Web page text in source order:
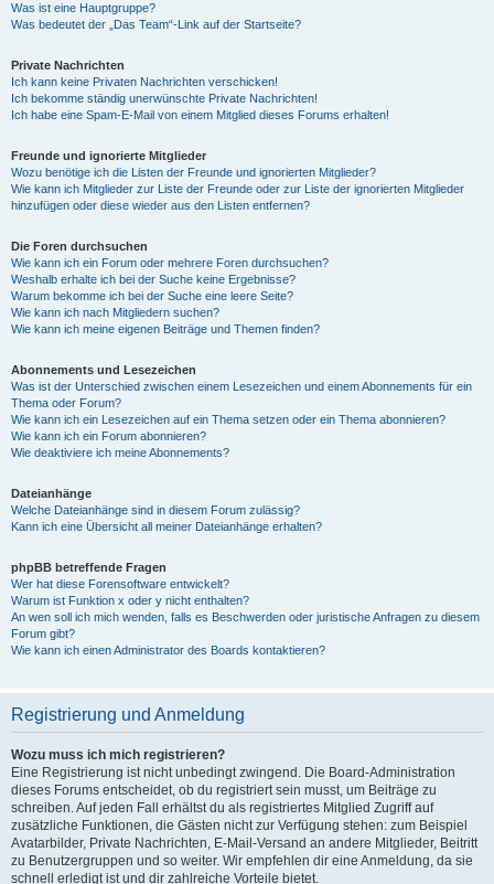
Was ist eine Hauptgruppe?
Was bedeutet der „Das Team“-Link auf der Startseite?
Private Nachrichten
Ich kann keine Privaten Nachrichten verschicken!
Ich bekomme ständig unerwünschte Private Nachrichten!
Ich habe eine Spam-E-Mail von einem Mitglied dieses Forums erhalten!
Freunde und ignorierte Mitglieder
Wozu benötige ich die Listen der Freunde und ignorierten Mitglieder?
Wie kann ich Mitglieder zur Liste der Freunde oder zur Liste der ignorierten Mitglieder
hinzufügen oder diese wieder aus den Listen entfernen?
Die Foren durchsuchen
Wie kann ich ein Forum oder mehrere Foren durchsuchen?
Weshalb erhalte ich bei der Suche keine Ergebnisse?
Warum bekomme ich bei der Suche eine leere Seite?
Wie kann ich nach Mitgliedern suchen?
Wie kann ich meine eigenen Beiträge und Themen finden?
Abonnements und Lesezeichen
Was ist der Unterschied zwischen einem Lesezeichen und einem Abonnements für ein
Thema oder Forum?
Wie kann ich ein Lesezeichen auf ein Thema setzen oder ein Thema abonnieren?
Wie kann ich ein Forum abonnieren?
Wie deaktiviere ich meine Abonnements?
Dateianhänge
Welche Dateianhänge sind in diesem Forum zulässig?
Kann ich eine Übersicht all meiner Dateianhänge erhalten?
phpBB betreffende Fragen
Wer hat diese Forensoftware entwickelt?
Warum ist Funktion x oder y nicht enthalten?
An wen soll ich mich wenden, falls es Beschwerden oder juristische Anfragen zu diesem
Forum gibt?
Wie kann ich einen Administrator des Boards kontaktieren?
Registrierung und Anmeldung
Wozu muss ich mich registrieren?
Eine Registrierung ist nicht unbedingt zwingend. Die Board-Administration
dieses Forums entscheidet, ob du registriert sein musst, um Beiträge zu
schreiben. Auf jeden Fall erhältst du als registriertes Mitglied Zugriff auf
zusätzliche Funktionen, die Gästen nicht zur Verfügung stehen: zum Beispiel
Avatarbilder, Private Nachrichten, E-Mail-Versand an andere Mitglieder, Beitritt
zu Benutzergruppen und so weiter. Wir empfehlen dir eine Anmeldung, da sie
schnell erledigt ist und dir zahlreiche Vorteile bietet.